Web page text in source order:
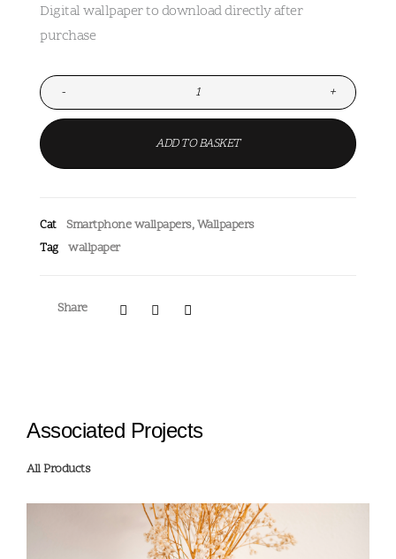
Digital wallpaper to download directly after
purchase
+
-
ADD TO BASKET
Cat Smartphone wallpapers,Wallpapers
Tag wallpaper
Share
Associated Projects
All Products